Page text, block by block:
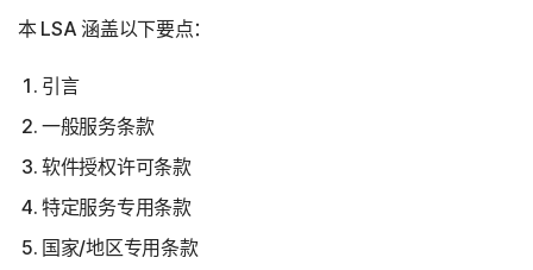
本 LSA 涵盖以下要点：
引言
一般服务条款
软件授权许可条款
特定服务专用条款
国家/地区专用条款